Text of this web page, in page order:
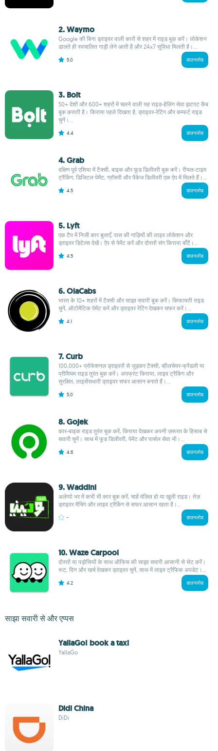
2. Waymo
Google की बिना ड्राइवर वाली कारों से शहर में राइड बुक करें। लोकेशन
डालते ही स्वचालित गाड़ी लेने आती है और 24x7 सुविधा मिलती है।...
5.0 डाउनलोड
3. Bolt
50+ देशों और 600+ शहरों में चलने वाली यह राइड-हेलिंग सेवा झटपट कैब
बुक कराती है। किराया पहले दिखता है, ड्राइवर-रेटिंग और कम्फर्ट राइड
चुनें।...
4.4 डाउनलोड
4. Grab
दक्षिण पूर्व एशिया में टैक्सी, बाइक और फूड डिलीवरी बुक करें। रीयल-टाइम
ट्रैकिंग, डिजिटल पेमेंट, ग्रॉसरी और पैकेज डिलीवरी एक ऐप में मिलते हैं।...
4.5 डाउनलोड
5. Lyft
एक टैप में निजी कार बुलाएँ, पास की गाड़ियों की लाइव लोकेशन और
ड्राइवर डिटेल्स देखें। ऐप से पेमेंट करें और दोस्तों संग किराया बाँटें।...
4.5 डाउनलोड
6. OlaCabs
भारत के 10+ शहरों में टैक्सी और साझा सवारी बुक करें। किफायती राइड
चुनें, ऑटोमैटिक पेमेंट करें और ड्राइवर रेटिंग देखकर सफर करें।...
4.1 डाउनलोड
7. Curb
100,000+ प्रोफेशनल ड्राइवरों से जुड़कर टैक्सी, व्हीलचेयर-फ्रेंडली या
प्रीमियम राइड तुरंत बुक करें। अपफ्रंट किराया, लाइव ट्रैकिंग और
सुरक्षित, लाइसेंसधारी ड्राइवर सफर आसान बनाते हैं।...
5.0 डाउनलोड
8. Gojek
कार-बाइक राइड तुरंत बुक करें, किराया देखकर अपनी ज़रूरत के हिसाब से
सवारी चुनें। साथ में फूड डिलीवरी, पेमेंट और पार्सल सेवा भी।...
4.6 डाउनलोड
9. Waddini
अलेप्पो भर में कभी भी कार बुक करें, चाहें मंज़िल हो या खुली राइड। तेज़
ड्राइवर मैचिंग और लाइव ट्रैकिंग से सफर आसान रहता है।...
- डाउनलोड
10. Waze Carpool
दोस्तों या पड़ोसियों के साथ ऑफिस की साझा सवारी आसानी से सेट करें।
रूट, दिन और खर्च देखकर ड्राइवर चुनें, साथ में लाइव ट्रैफिक अपडेट।...
4.2 डाउनलोड
साझा सवारी से और एप्पस
YallaGo! book a taxi
YallaGo
Didi China
DiDi